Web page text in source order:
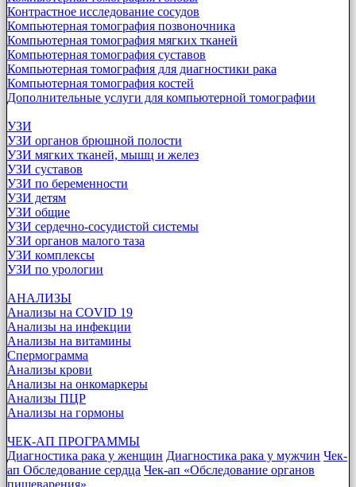
Контрастное исследование сосудов
Компьютерная томография позвоночника
Компьютерная томография мягких тканей
Компьютерная томография суставов
Компьютерная томография для диагностики рака
Компьютерная томография костей
Дополнительные услуги для компьютерной томографии
УЗИ
УЗИ органов брюшной полости
УЗИ мягких тканей, мышц и желез
УЗИ суставов
УЗИ по беременности
УЗИ детям
УЗИ общие
УЗИ сердечно-сосудистой системы
УЗИ органов малого таза
УЗИ комплексы
УЗИ по урологии
АНАЛИЗЫ
Анализы на COVID 19
Анализы на инфекции
Анализы на витамины
Спермограмма
Анализы крови
Анализы на онкомаркеры
Анализы ПЦР
Анализы на гормоны
ЧЕК-АП ПРОГРАММЫ
Диагностика рака у женщин Диагностика рака у мужчин Чек-
ап Обследование сердца Чек-ап «Обследование органов
пищеварения»